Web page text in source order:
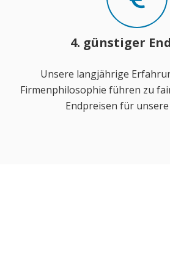
4. günstiger
Unsere langjährige
Firmenphilosophie führen zu
Endpreisen für unsere